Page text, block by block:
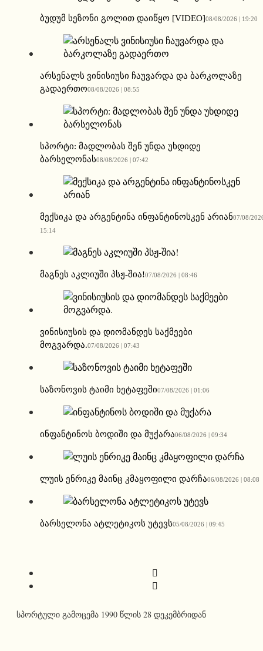
ბუდუმ სეზონი გოლით დაიწყო [VIDEO]08/08/2026 | 19:20
არსენალს ვინისიუსი ჩაუვარდა და ბარკოლაზე
გადაერთო08/08/2026 | 08:55
სპორტი: მადლობას შენ უნდა უხდიდე
ბარსელონას08/08/2026 | 07:42
მექსიკა და არგენტინა ინფანტინოსკენ არიან07/08/
15:14
მაგნეს აკლიუში პსჟ-შია!07/08/2026 | 08:46
ვინისიუსის და დიომანდეს საქმეები
მოგვარდა.07/08/2026 | 07:43
საზონოვის ტაიმი ხეტაფეში07/08/2026 | 01:06
ინფანტინოს ბოდიში და მუქარა06/08/2026 | 09:34
ლუის ენრიკე მაინც კმაყოფილი დარჩა06/08/2026 | 08:08
ბარსელონა ატლეტიკოს უტევს05/08/2026 | 09:45
სპორტული გამოცემა 1990 წლის 28 დეკემბრიდან